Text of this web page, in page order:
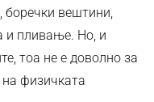
вештини,
и пливање. Но, и
тоа не е доволно за
физичката